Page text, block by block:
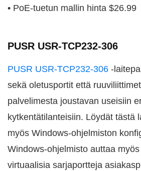
• PoE-tuetun mallin hinta $26.99
PUSR USR-TCP232-306
PUSR USR-TCP232-306 -
sekä oletusportit että
palvelimesta joustavan useisiin
kytkentätilanteisiin. Löydät tästä
myös Windows-ohjelmiston
Windows-ohjelmisto auttaa
virtuaalisia sarjaportteja